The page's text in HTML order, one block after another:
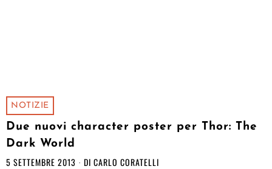
NOTIZIE
Due nuovi character poster per Thor: The
Dark World
5 SETTEMBRE 2013 DI CARLO CORATELLI